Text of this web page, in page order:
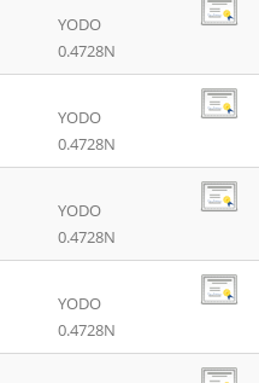
YODO
0.4728N
YODO
0.4728N
YODO
0.4728N
YODO
0.4728N